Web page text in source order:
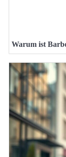
Warum ist